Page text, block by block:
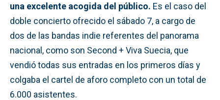
una excelente acogida del público. Es el caso del
doble concierto ofrecido el sábado 7, a cargo de
dos de las bandas indie referentes del panorama
nacional, como son Second + Viva Suecia, que
vendió todas sus entradas en los primeros días y
colgaba el cartel de aforo completo con un total de
6.000 asistentes.